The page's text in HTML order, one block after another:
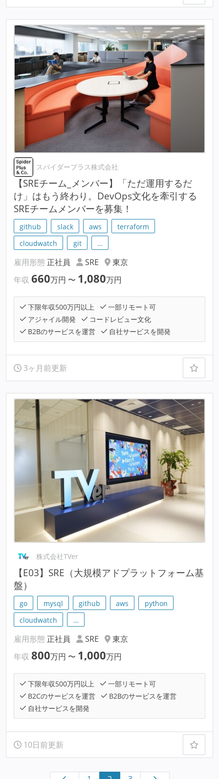
スパイダープラス株式会社
【SREチーム_メンバー】「ただ運用するだ
け」はもう終わり。DevOps文化を牽引する
SREチームメンバーを募集！
github slack aws
terraform
cloudwatch
git …
雇用形態 正社員 SRE
東京
年収 660万円 〜 1,080万円
下限年収500万円以上
一部リモート可
アジャイル開発
コードレビュー文化
B2Bのサービスを運営
自社サービスを開発
3ヶ月前更新
株式会社TVer
【E03】SRE（大規模アドプラットフォーム基
盤）
go mysql github aws
python
cloudwatch
…
雇用形態 正社員 SRE
東京
年収 800万円 〜 1,000万円
下限年収500万円以上
一部リモート可
B2Cのサービスを運営
B2Bのサービスを運営
自社サービスを開発
10日前更新